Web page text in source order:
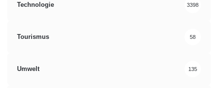
Technologie 3398
Tourismus 58
Umwelt 135